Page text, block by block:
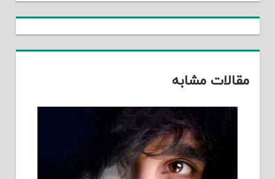
مقالات مشابه